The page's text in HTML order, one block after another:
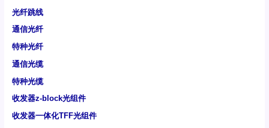
光纤跳线
通信光纤
特种光纤
通信光缆
特种光缆
收发器z-block光组件
收发器一体化TFF光组件